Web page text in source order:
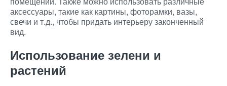
аксессуары, такие как картины, фоторамки, вазы,
свечи и т.д., чтобы придать интерьеру законченный
вид.
Использование зелени и
растений